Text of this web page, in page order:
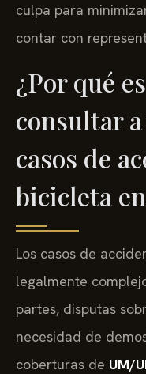
culpa para
contar con
¿Por qué
consultar
casos de
bicicleta
Los casos de
legalmente
partes, disputas
necesidad de
coberturas de UM/